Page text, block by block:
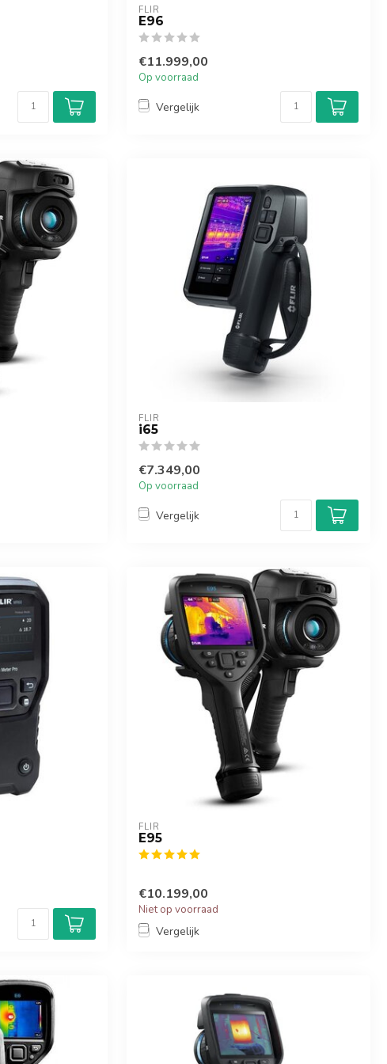
FLIR
E96
€11.999,00
Op voorraad
Vergelijk
FLIR
i65
€7.349,00
Op voorraad
Vergelijk
FLIR
E95
€10.199,00
Niet op voorraad
Vergelijk